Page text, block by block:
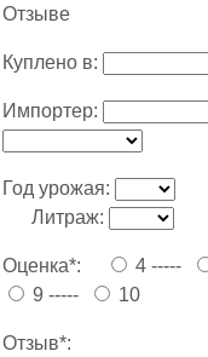
Отзыве
Куплено в:
Импортер:
Год урожая:
Литраж:
Оценка*: 4 -----
9 -----
10
Отзыв*: